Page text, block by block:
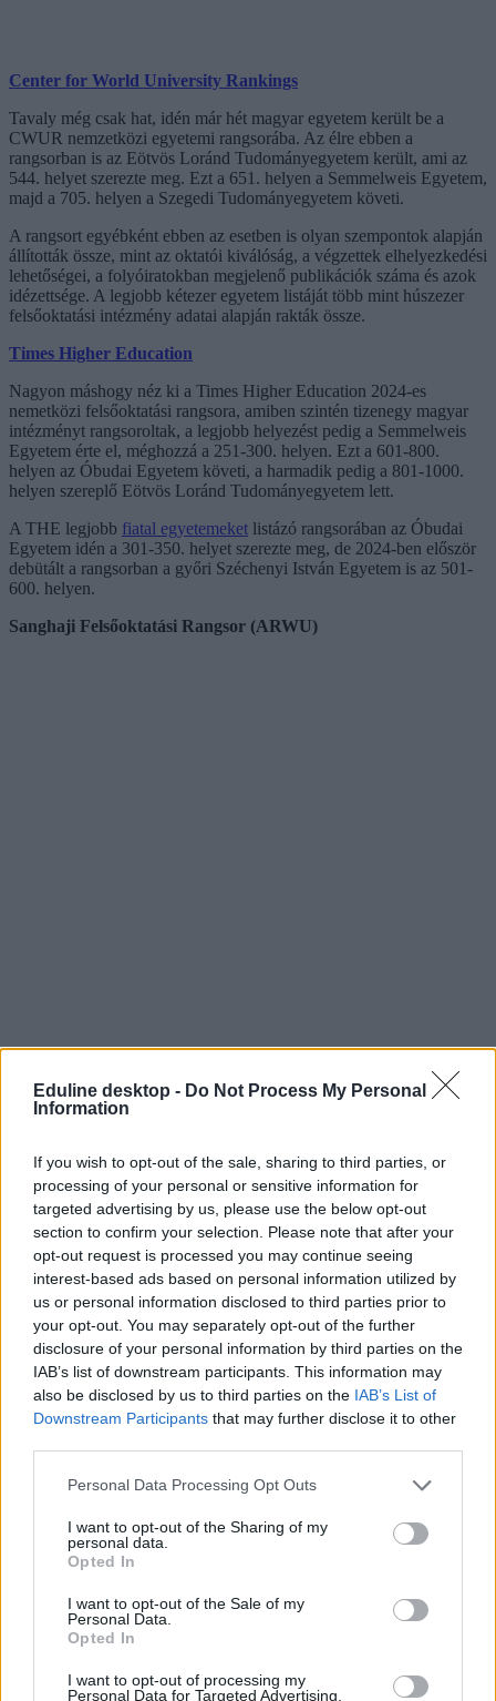
Eduline desktop - Do Not Process My Personal
Information
If you wish to opt-out of the sale, sharing to third parties, or
processing of your personal or sensitive information for
targeted advertising by us, please use the below opt-out
section to confirm your selection. Please note that after your
opt-out request is processed you may continue seeing
interest-based ads based on personal information utilized by
us or personal information disclosed to third parties prior to
your opt-out. You may separately opt-out of the further
disclosure of your personal information by third parties on the
IAB’s list of downstream participants. This information may
also be disclosed by us to third parties on the IAB’s List of
Downstream Participants that may further disclose it to other
Personal Data Processing Opt Outs
I want to opt-out of the Sharing of my
personal data.
Opted In
I want to opt-out of the Sale of my
Personal Data.
Opted In
I want to opt-out of processing my
Personal Data for Targeted Advertising.
Center for World University Rankings
Tavaly még csak hat, idén már hét magyar egyetem került be a
CWUR nemzetközi egyetemi rangsorába. Az élre ebben a
rangsorban is az Eötvös Loránd Tudományegyetem került, ami az
544. helyet szerezte meg. Ezt a 651. helyen a Semmelweis Egyetem,
majd a 705. helyen a Szegedi Tudományegyetem követi.
A rangsort egyébként ebben az esetben is olyan szempontok alapján
állították össze, mint az oktatói kiválóság, a végzettek elhelyezkedési
lehetőségei, a folyóiratokban megjelenő publikációk száma és azok
idézettsége. A legjobb kétezer egyetem listáját több mint húszezer
felsőoktatási intézmény adatai alapján rakták össze.
Times Higher Education
Nagyon máshogy néz ki a Times Higher Education 2024-es
nemetközi felsőoktatási rangsora, amiben szintén tizenegy magyar
intézményt rangsoroltak, a legjobb helyezést pedig a Semmelweis
Egyetem érte el, méghozzá a 251-300. helyen. Ezt a 601-800.
helyen az Óbudai Egyetem követi, a harmadik pedig a 801-1000.
helyen szereplő Eötvös Loránd Tudományegyetem lett.
A THE legjobb fiatal egyetemeket listázó rangsorában az Óbudai
Egyetem idén a 301-350. helyet szerezte meg, de 2024-ben először
debütált a rangsorban a győri Széchenyi István Egyetem is az 501-
600. helyen.
Sanghaji Felsőoktatási Rangsor (ARWU)
Round University Ranking (RUR)
A Round University Rankings (RUR) moszkvai székhelyű egyetemi
rangsorkészítő cég 6 tudományterületen publikált tematikus
ranglistákat szeptember végén. Ezek a(z)
bölcsészettudományok,
élettudományok,
orvostudományok,
természettudományok,
műszaki tudományok és
társadalomtudományok,
amik többségében a magyar egyetemek rendkívül jól szerepeltek. Az
Szegedi Tudományegyetem 2024-ben a 178. lett.